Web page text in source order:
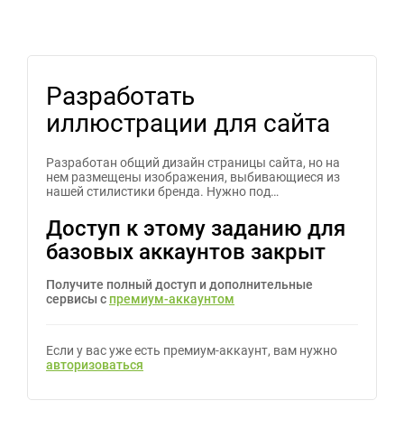
Разработать
иллюстрации для сайта
Разработан общий дизайн страницы сайта, но на
нем размещены изображения, выбивающиеся из
нашей стилистики бренда. Нужно под…
Доступ к этому заданию для
базовых аккаунтов закрыт
Получите полный доступ и дополнительные
сервисы с премиум-аккаунтом
Если у вас уже есть премиум-аккаунт, вам нужно
авторизоваться